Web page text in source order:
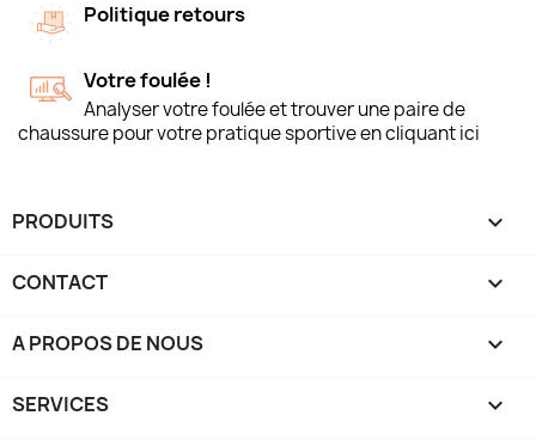
Politique retours
Votre foulée !
Analyser votre foulée et trouver une paire de
chaussure pour votre pratique sportive en cliquant ici
PRODUITS 
CONTACT 
A PROPOS DE NOUS 
SERVICES 